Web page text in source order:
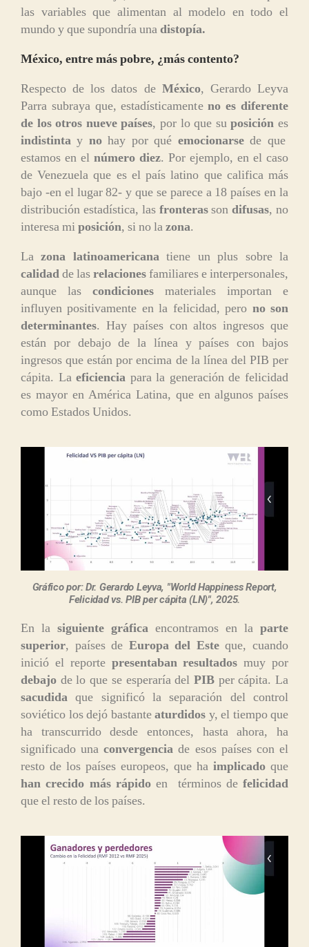
las variables que alimentan al modelo en todo el
mundo y que supondría unadistopía.
México, entre más pobre, ¿más contento?
Respecto de los datos de México, Gerardo Leyva
Parra subraya que, estadísticamenteno es diferente
de los otros nueve países, por lo que suposición es
indistinta y nohay por qué emocionarsede que
estamos en el número diez. Por ejemplo, en el caso
de Venezuela que es el país latino que califica más
bajo -en el lugar 82- y que se parece a 18 países en la
distribución estadística, las fronterassondifusas, no
interesa miposición, si no lazona.
Lazona latinoamericanatiene un plus sobre la
calidadde lasrelacionesfamiliares e interpersonales,
aunque las condiciones materiales importan e
influyen positivamente en la felicidad, pero no son
determinantes. Hay países con altos ingresos que
están por debajo de la línea y países con bajos
ingresos que están por encima de la línea del PIB per
cápita. Laeficiencia para la generación de felicidad
es mayor en América Latina, que en algunos países
como Estados Unidos.
Gráfico por: Dr. Gerardo Leyva, "World Happiness Report,
Felicidad vs. PIB per cápita (LN)", 2025.
En la siguiente gráfica encontramos en la parte
superior, países de Europa del Esteque, cuando
inició el reportepresentaban resultados muy por
debajo de lo que se esperaría del PIBper cápita. La
sacudida que significó la separación del control
soviético los dejó bastanteaturdidos y, el tiempo que
ha transcurrido desde entonces, hasta ahora, ha
significado unaconvergencia de esos países con el
resto de los países europeos, que ha implicado que
han crecido más rápidoen términos de felicidad
que el resto de los países.